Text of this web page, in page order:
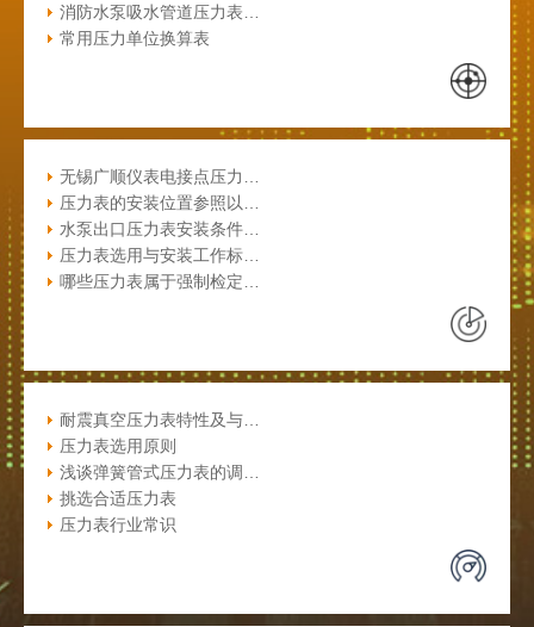
消防水泵吸水管道压力表…
常用压力单位换算表
无锡广顺仪表电接点压力…
压力表的安装位置参照以…
水泵出口压力表安装条件…
压力表选用与安装工作标…
哪些压力表属于强制检定…
耐震真空压力表特性及与…
压力表选用原则
浅谈弹簧管式压力表的调…
挑选合适压力表
压力表行业常识